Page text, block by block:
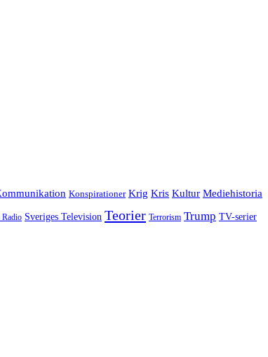
Konspirationer Krig Kris Kultur Mediehistoria
Radio Sveriges Television Teorier Terrorism Trump TV-serier